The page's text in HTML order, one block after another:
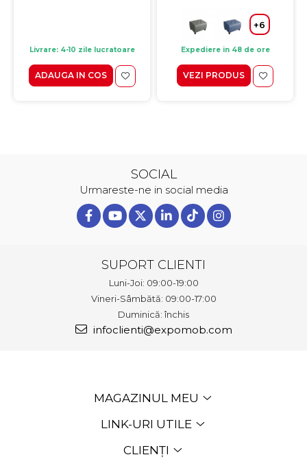
Livrare: 4-10 zile lucratoare
ADAUGA IN COS
+6
Expediere in 48 de ore
VEZI PRODUS
SOCIAL
Urmareste-ne in social media
SUPORT CLIENTI
Luni-Joi: 09:00-19:00
Vineri-Sâmbătă: 09:00-17:00
Duminică: închis
infoclienti@expomob.com
MAGAZINUL MEU
LINK-URI UTILE
CLIENȚI